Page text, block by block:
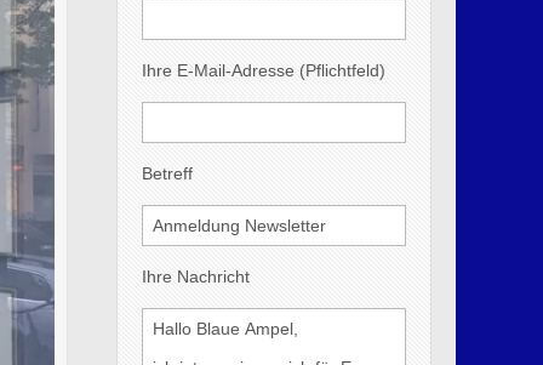
Ihre E-Mail-Adresse (Pflichtfeld)
Betreff
Ihre Nachricht